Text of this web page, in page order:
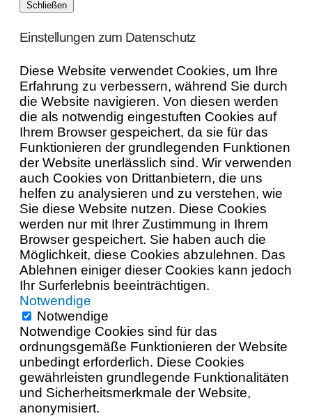
Schließen
Einstellungen zum Datenschutz
Diese Website verwendet Cookies, um Ihre
Erfahrung zu verbessern, während Sie durch
die Website navigieren. Von diesen werden
die als notwendig eingestuften Cookies auf
Ihrem Browser gespeichert, da sie für das
Funktionieren der grundlegenden Funktionen
der Website unerlässlich sind. Wir verwenden
auch Cookies von Drittanbietern, die uns
helfen zu analysieren und zu verstehen, wie
Sie diese Website nutzen. Diese Cookies
werden nur mit Ihrer Zustimmung in Ihrem
Browser gespeichert. Sie haben auch die
Möglichkeit, diese Cookies abzulehnen. Das
Ablehnen einiger dieser Cookies kann jedoch
Ihr Surferlebnis beeinträchtigen.
Notwendige
Notwendige
Notwendige Cookies sind für das
ordnungsgemäße Funktionieren der Website
unbedingt erforderlich. Diese Cookies
gewährleisten grundlegende Funktionalitäten
und Sicherheitsmerkmale der Website,
anonymisiert.